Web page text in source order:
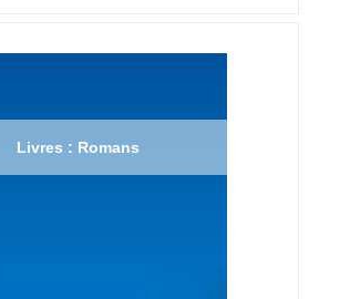
Livres : Romans